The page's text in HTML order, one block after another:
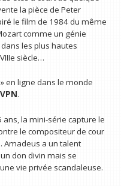
la pièce de Peter
le film de 1984 du même
comme un génie
les plus hautes
siècle…
en ligne dans le monde
.
la mini-série capture le
le compositeur de cour
Amadeus a un talent
don divin mais se
vie privée scandaleuse.